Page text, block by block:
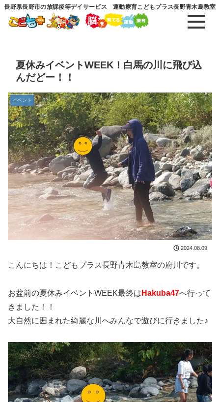
長野県長野市の放課後等デイサービス 運動療育こどもプラス長野青木島教室
夏休みイベントWEEK！白馬の川に飛び込
んだどー！！
イベント
2024.08.09
こんにちは！こどもプラス長野青木島教室の府川です。
お盆前の夏休みイベントWEEK最終は Hakuba47へ行って
きました！！
大自然に囲まれた綺麗な川へみんなで遊びに行きました♪